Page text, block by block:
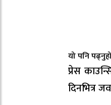
यो पनि
प्रेस
दिनभित्र